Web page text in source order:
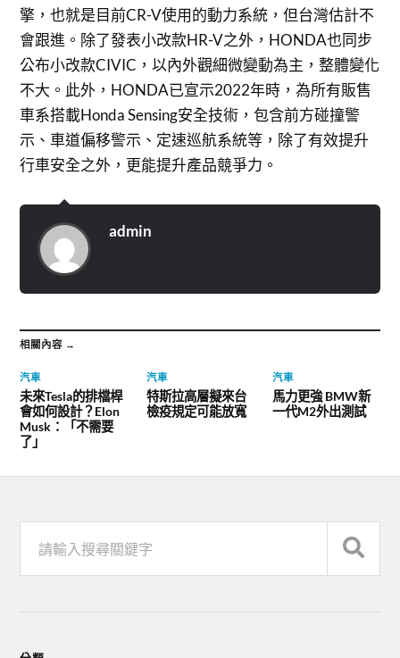
擎，也就是目前CR-V使用的動力系統，但台灣估計不
會跟進。除了發表小改款HR-V之外，HONDA也同步
公布小改款CIVIC，以內外觀細微變動為主，整體變化
不大。此外，HONDA已宣示2022年時，為所有販售
車系搭載Honda Sensing安全技術，包含前方碰撞警
示、車道偏移警示、定速巡航系統等，除了有效提升
行車安全之外，更能提升產品競爭力。
admin
相關內容 →
汽車
未來Tesla的排檔桿
會如何設計？Elon
Musk：「不需要
了」
汽車
特斯拉高層擬來台
檢疫規定可能放寬
汽車
馬力更強 BMW新
一代M2外出測試